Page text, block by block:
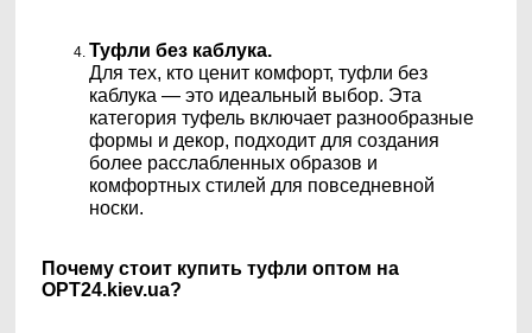
Туфли без каблука.
Для тех, кто ценит комфорт, туфли без
каблука — это идеальный выбор. Эта
категория туфель включает разнообразные
формы и декор, подходит для создания
более расслабленных образов и
комфортных стилей для повседневной
носки.
Почему стоит купить туфли оптом на
OPT24.kiev.ua?